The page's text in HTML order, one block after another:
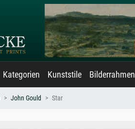
Kategorien Kunststile Bilderrahmen
John Gould Star